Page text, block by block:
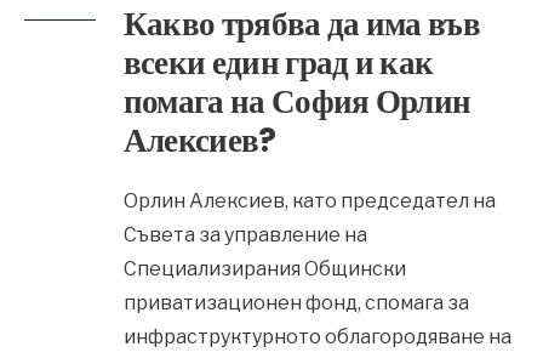
Какво трябва да има във
всеки един град и как
помага на София Орлин
Алексиев?
Орлин Алексиев, като председател на
Съвета за управление на
Специализирания Общински
приватизационен фонд, спомага за
инфраструктурното облагородяване на